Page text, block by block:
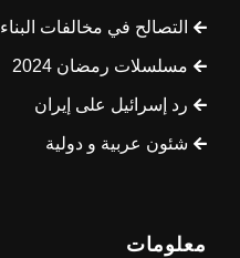
التصالح في مخالفات البناء
مسلسلات رمضان 2024
رد إسرائيل على إيران
شئون عربية و دولية
معلومات